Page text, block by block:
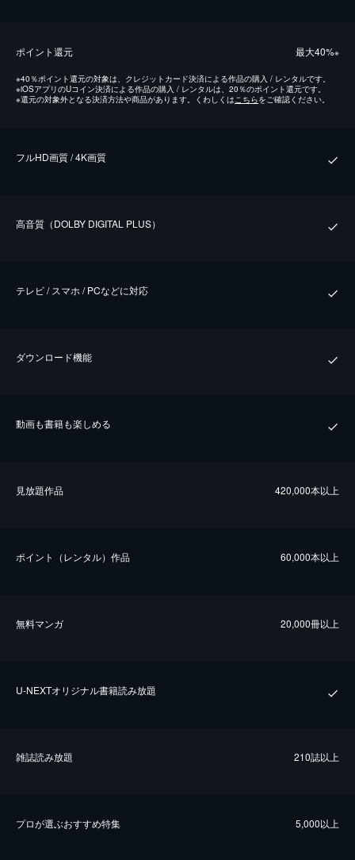
ポイント還元 最⼤40%※
※40％ポイント還元の対象は、クレジットカード決済による作品の購入 / レンタルです。
※iOSアプリのUコイン決済による作品の購入 / レンタルは、20％のポイント還元です。
※還元の対象外となる決済方法や商品があります。くわしくはこちらをご確認ください。
フルHD画質 / 4K画質
⾼⾳質（DOLBY DIGITAL PLUS）
テレビ / スマホ / PCなどに対応
ダウンロード機能
動画も書籍も楽しめる
⾒放題作品 420,000本以上
ポイント（レンタル）作品 60,000本以上
無料マンガ 20,000冊以上
U-NEXTオリジナル書籍読み放題
雑誌読み放題 210誌以上
プロが選ぶおすすめ特集 5,000以上